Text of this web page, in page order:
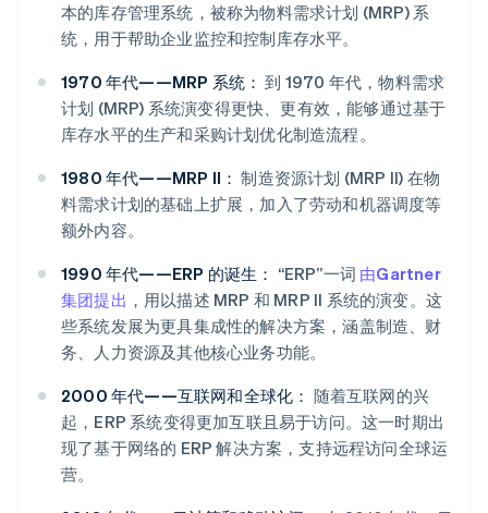
本的库存管理系统，被称为物料需求计划 (MRP) 系
统，用于帮助企业监控和控制库存水平。
1970 年代——MRP 系统： 到 1970 年代，物料需求
计划 (MRP) 系统演变得更快、更有效，能够通过基于
库存水平的生产和采购计划优化制造流程。
1980 年代——MRP II： 制造资源计划 (MRP II) 在物
料需求计划的基础上扩展，加入了劳动和机器调度等
额外内容。
1990 年代——ERP 的诞生： “ERP”一词 由Gartner
集团提出 ，用以描述 MRP 和 MRP II 系统的演变。这
些系统发展为更具集成性的解决方案，涵盖制造、财
务、人力资源及其他核心业务功能。
2000 年代——互联网和全球化： 随着互联网的兴
起，ERP 系统变得更加互联且易于访问。这一时期出
现了基于网络的 ERP 解决方案，支持远程访问全球运
营。